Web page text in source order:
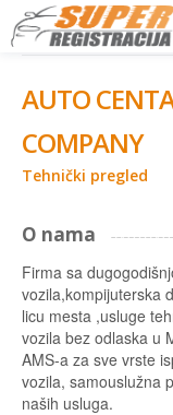
AUTO
COMPANY
Tehnički pregled
O nama
Firma sa
vozila,kompijuterska
licu mesta ,usluge
vozila bez odlaska u
AMS-a za sve vrste
vozila, samouslužna
naših usluga.